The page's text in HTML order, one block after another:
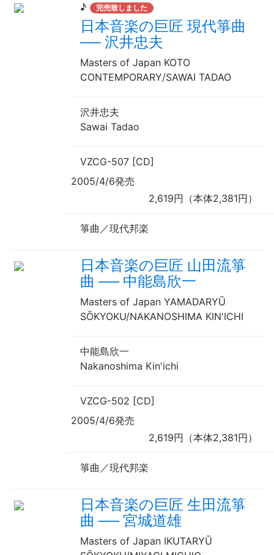
♪ 完売致しました
日本音楽の巨匠 現代箏曲
──沢井忠夫
Masters of Japan KOTO
CONTEMPORARY/SAWAI TADAO
沢井忠夫
Sawai Tadao
VZCG-507 [CD]
2005/4/6発売
2,619円（本体2,381円）
箏曲／現代邦楽
日本音楽の巨匠 山田流箏
曲──中能島欣一
Masters of Japan YAMADARYŪ
SŌKYOKU/NAKANOSHIMA KIN'ICHI
中能島欣一
Nakanoshima Kin'ichi
VZCG-502 [CD]
2005/4/6発売
2,619円（本体2,381円）
箏曲／現代邦楽
日本音楽の巨匠 生田流箏
曲──宮城道雄
Masters of Japan IKUTARYŪ